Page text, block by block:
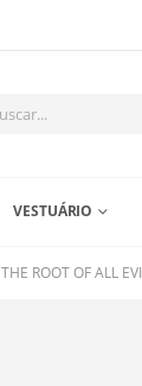
VESTUÁRIO
THE ROOT OF ALL